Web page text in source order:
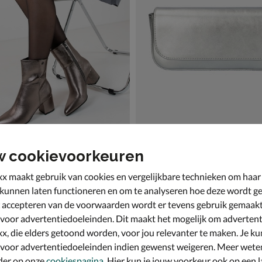
Mila
voor € 76,99
Unisa Zdreamin LMT
van € 99,99 voor € 69,99
99,99 69,99
cookievoorkeuren
maakt gebruik van cookies en vergelijkbare technieken om
laten functioneren en om te analyseren hoe deze wordt
van de voorwaarden wordt er tevens gebruik
advertentiedoeleinden. Dit maakt het mogelijk om
die elders getoond worden, voor jou relevanter te maken. Je
advertentiedoeleinden indien gewenst weigeren. Meer